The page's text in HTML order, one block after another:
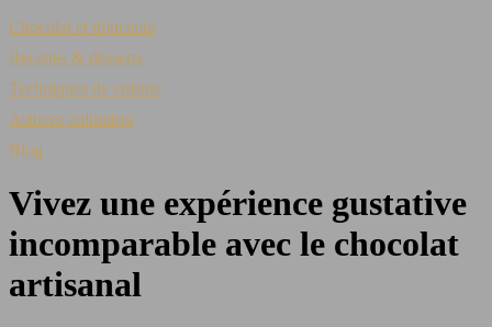
Chocolat et douceurs
Recettes & desserts
Techniques de cuisine
Astuces culinaires
Blog
Vivez une expérience gustative
incomparable avec le chocolat
artisanal